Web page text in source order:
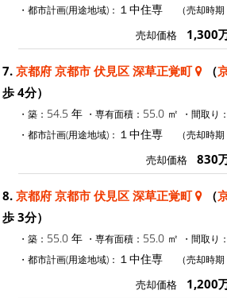
・都市計画(用途地域)： １中住専 （売却時
売却価格 1,300
7. 京都府 京都市 伏見区 深草正覚町 （
歩 4分）
・築： 54.5 年 ・専有面積： 55.0 ㎡ ・間取り：
・都市計画(用途地域)： １中住専 （売却時
売却価格 830
8. 京都府 京都市 伏見区 深草正覚町 （
歩 3分）
・築： 55.0 年 ・専有面積： 55.0 ㎡ ・間取り：
・都市計画(用途地域)： １中住専 （売却時
売却価格 1,200